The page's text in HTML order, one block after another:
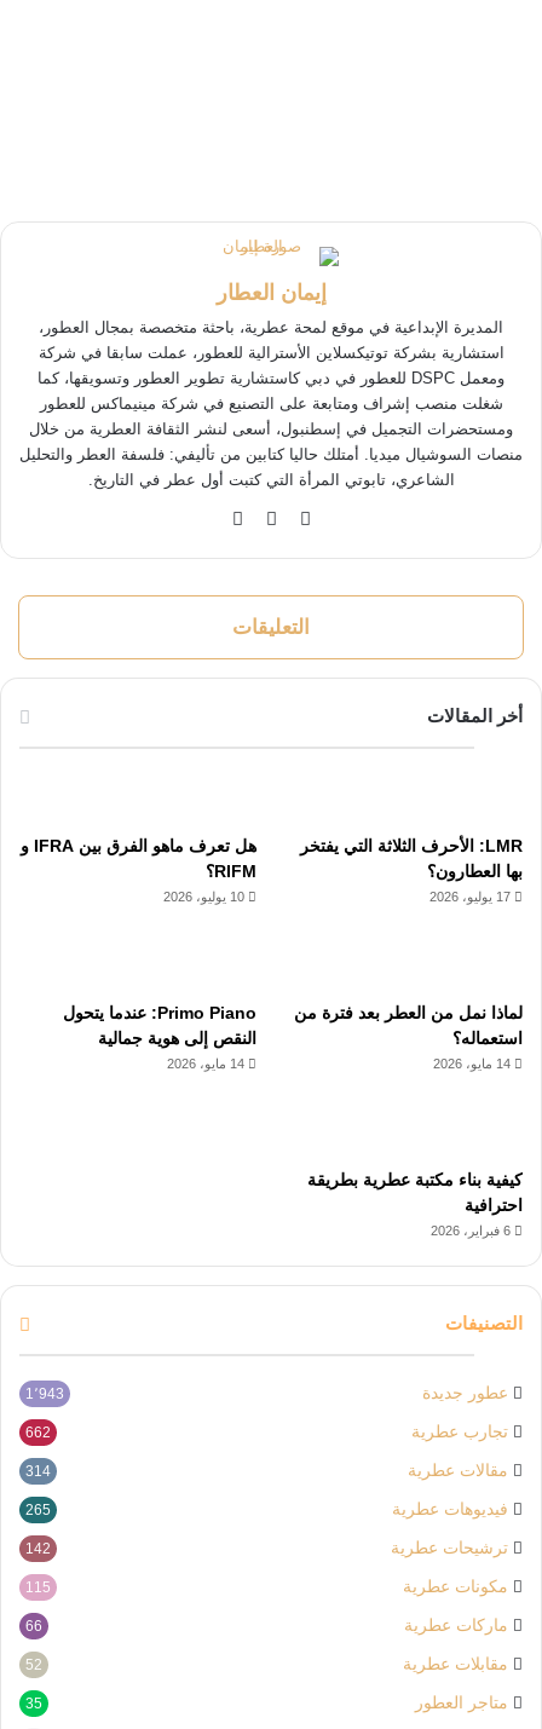
إيمان العطار
المديرة الإبداعية في موقع لمحة عطرية، باحثة متخصصة بمجال العطور،
استشارية بشركة توتيكسلاين الأسترالية للعطور، عملت سابقا في شركة
ومعمل DSPC للعطور في دبي كاستشارية تطوير العطور وتسويقها، كما
شغلت منصب إشراف ومتابعة على التصنيع في شركة مينيماكس للعطور
ومستحضرات التجميل في إسطنبول، أسعى لنشر الثقافة العطرية من خلال
منصات السوشيال ميديا. أمتلك حاليا كتابين من تأليفي: فلسفة العطر والتحليل
الشاعري، تابوتي المرأة التي كتبت أول عطر في التاريخ.
‫YouTubeانستقرام
التعليقات
أخر المقالات
LMR: الأحرف الثلاثة التي يفتخر
بها العطارون؟
17 يوليو، 2026
هل تعرف ماهو الفرق بين IFRA و
RIFM؟
10 يوليو، 2026
لماذا نمل من العطر بعد فترة من
استعماله؟
14 مايو، 2026
Primo Piano: عندما يتحول
النقص إلى هوية جمالية
14 مايو، 2026
كيفية بناء مكتبة عطرية بطريقة
احترافية
6 فبراير، 2026
التصنيفات
عطور جديدة 1٬943
تجارب عطرية 662
مقالات عطرية 314
فيديوهات عطرية 265
ترشيحات عطرية 142
مكونات عطرية 115
ماركات عطرية 66
مقابلات عطرية 52
متاجر العطور 35